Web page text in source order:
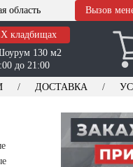
область Вызов
кладбищах
130 м2
до 21:00
ДОСТАВКА